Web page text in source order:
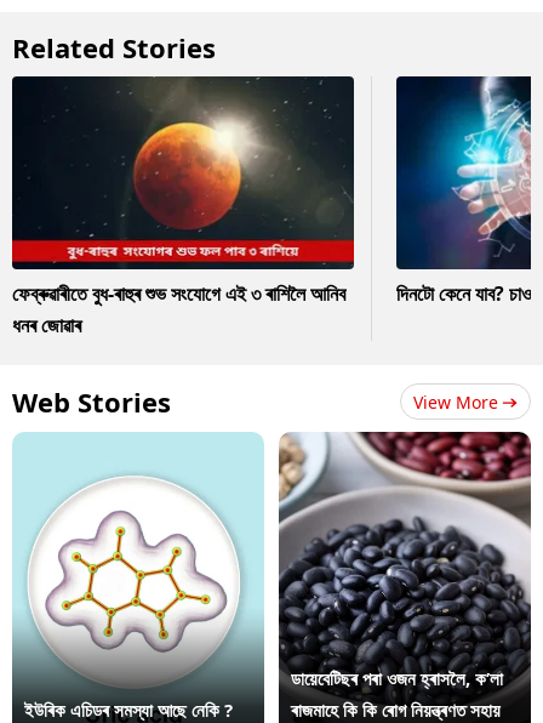
Related Stories
ফেব্ৰুৱাৰীতে বুধ-ৰাহুৰ শুভ সংযোগে এই ৩ ৰাশিলৈ আনিব
ধনৰ জোৱাৰ
দিনটো কেনে যাব?
Web Stories View More
ইউৰিক এচিডৰ সমস্যা আছে নেকি ?
ডায়েবেটিছৰ পৰা ওজন হ্ৰাসলৈ, ক’লা
ৰাজমাহে কি কি ৰোগ নিয়ন্ত্ৰণত সহায়